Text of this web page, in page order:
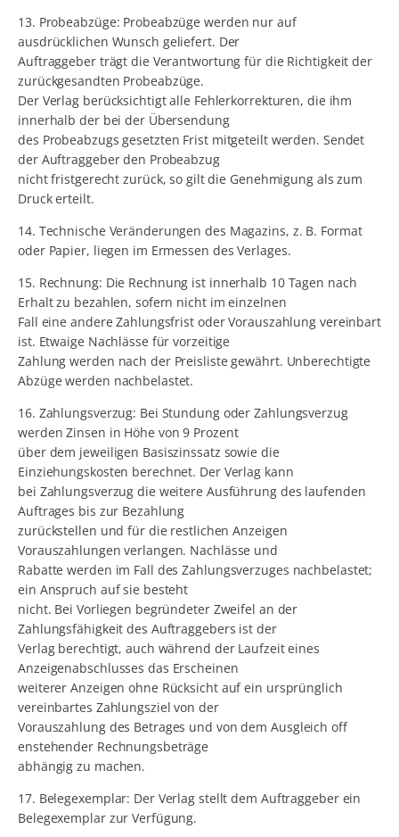
13. Probeabzüge: Probeabzüge werden nur auf
ausdrücklichen Wunsch geliefert. Der
Auftraggeber trägt die Verantwortung für die Richtigkeit der
zurückgesandten Probeabzüge.
Der Verlag berücksichtigt alle Fehlerkorrekturen, die ihm
innerhalb der bei der Übersendung
des Probeabzugs gesetzten Frist mitgeteilt werden. Sendet
der Auftraggeber den Probeabzug
nicht fristgerecht zurück, so gilt die Genehmigung als zum
Druck erteilt.
14. Technische Veränderungen des Magazins, z. B. Format
oder Papier, liegen im Ermessen des Verlages.
15. Rechnung: Die Rechnung ist innerhalb 10 Tagen nach
Erhalt zu bezahlen, sofern nicht im einzelnen
Fall eine andere Zahlungsfrist oder Vorauszahlung vereinbart
ist. Etwaige Nachlässe für vorzeitige
Zahlung werden nach der Preisliste gewährt. Unberechtigte
Abzüge werden nachbelastet.
16. Zahlungsverzug: Bei Stundung oder Zahlungsverzug
werden Zinsen in Höhe von 9 Prozent
über dem jeweiligen Basiszinssatz sowie die
Einziehungskosten berechnet. Der Verlag kann
bei Zahlungsverzug die weitere Ausführung des laufenden
Auftrages bis zur Bezahlung
zurückstellen und für die restlichen Anzeigen
Vorauszahlungen verlangen. Nachlässe und
Rabatte werden im Fall des Zahlungsverzuges nachbelastet;
ein Anspruch auf sie besteht
nicht. Bei Vorliegen begründeter Zweifel an der
Zahlungsfähigkeit des Auftraggebers ist der
Verlag berechtigt, auch während der Laufzeit eines
Anzeigenabschlusses das Erscheinen
weiterer Anzeigen ohne Rücksicht auf ein ursprünglich
vereinbartes Zahlungsziel von der
Vorauszahlung des Betrages und von dem Ausgleich off
enstehender Rechnungsbeträge
abhängig zu machen.
17. Belegexemplar: Der Verlag stellt dem Auftraggeber ein
Belegexemplar zur Verfügung.